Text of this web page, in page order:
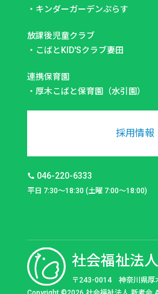
・ キンダーガーデンぷらす
放課後児童クラブ
・ こばとKID'Sクラブ妻田
連携保育園
・ 厚木こばと保育園（水引園）
採用情報
046-220-6333
平日 7:30～18:30 (土曜 7:00～18:00)
社会福祉法
〒243-0014 神奈川県厚